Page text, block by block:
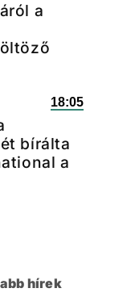
a
18:05
bírálta
a
hírek